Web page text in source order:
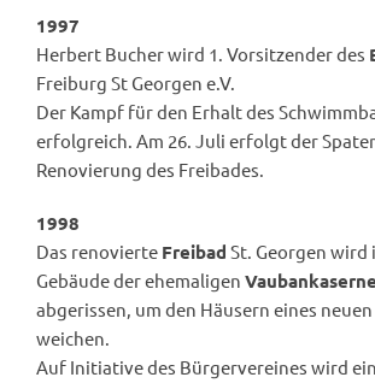
1997
Herbert Bucher wird 1. Vorsitzender des
Freiburg St Georgen e.V.
Der Kampf für den Erhalt des
erfolgreich. Am 26. Juli erfolgt der
Renovierung des Freibades.
1998
Das renovierte Freibad St. Georgen
Gebäude der ehemaligen Vaubankaserne
abgerissen, um den Häusern eines
weichen.
Auf Initiative des Bürgervereines wird